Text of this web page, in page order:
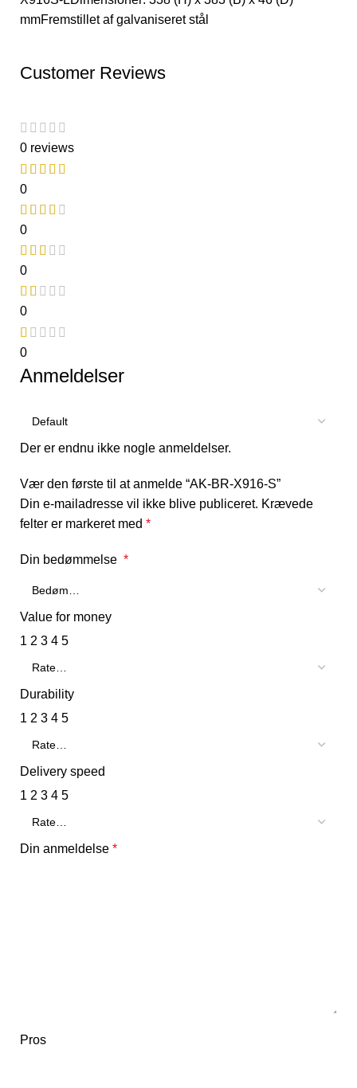
mmFremstillet af galvaniseret stål
Customer Reviews
0 reviews
0
0
0
0
0
Anmeldelser
Der er endnu ikke nogle anmeldelser.
Vær den første til at anmelde “AK-BR-X916-S”
Din e-mailadresse vil ikke blive publiceret. Krævede
felter er markeret med *
Din bedømmelse *
Value for money
1 2 3 4 5
Durability
1 2 3 4 5
Delivery speed
1 2 3 4 5
Din anmeldelse *
Pros